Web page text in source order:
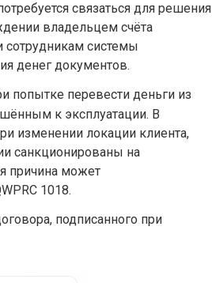
связаться для решения
владельцем счёта
сотрудникам системы
денег документов.
попытке перевести деньги из
к эксплуатации. В
изменении локации клиента,
санкционированы на
причина может
1018.
подписанного при